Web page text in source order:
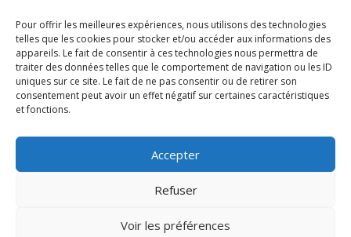
Pour offrir les meilleures expériences, nous utilisons des technologies
telles que les cookies pour stocker et/ou accéder aux informations des
appareils. Le fait de consentir à ces technologies nous permettra de
traiter des données telles que le comportement de navigation ou les ID
uniques sur ce site. Le fait de ne pas consentir ou de retirer son
consentement peut avoir un effet négatif sur certaines caractéristiques
et fonctions.
Accepter
Refuser
Voir les préférences
À propos de Cap
Business Registration Number
C11102568
VAT Number
VAT27080028
Centre d'appels|Call Center Ile Maurice